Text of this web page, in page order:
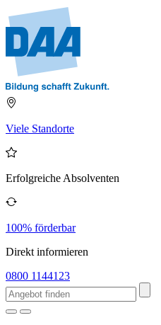
Viele Standorte
Erfolgreiche Absolventen
100% förderbar
Direkt informieren
0800 1144123